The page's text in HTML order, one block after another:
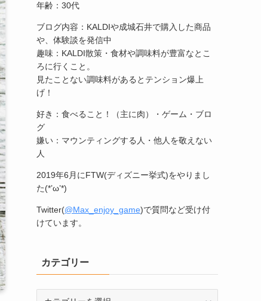
年齢：30代
ブログ内容：KALDIや成城石井で購入した商品
や、体験談を発信中
趣味：KALDI散策・食材や調味料が豊富なとこ
ろに行くこと。
見たことない調味料があるとテンション爆上
げ！
好き：食べること！（主に肉）・ゲーム・ブロ
グ
嫌い：マウンティングする人・他人を敬えない
人
2019年6月にFTW(ディズニー挙式)をやりまし
た(*’ω’*)
Twitter(@Max_enjoy_game)で質問など受け付
けています。
カテゴリー